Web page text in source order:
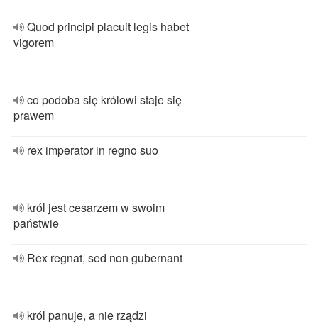
Quod principi placuit legis habet
vigorem
co podoba się królowi staje się
prawem
rex imperator in regno suo
król jest cesarzem w swoim
państwie
Rex regnat, sed non gubernant
król panuje, a nie rządzi